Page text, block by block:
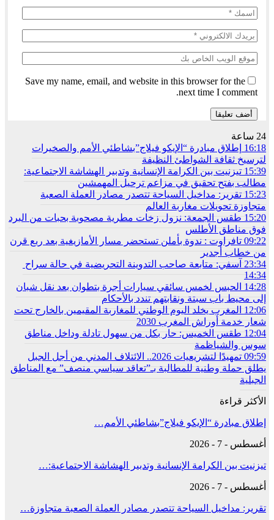
Save my name, email, and website in this browser for the
next time I comment.
24 ساعة
16:18 إطلاق مبادرة “الإيكو فيلاج”بشاطئي الأمم والصخيرات
لترسيخ ثقافة الشواطئ النظيفة
15:39 تيزنيت بين الكرامة الإنسانية وتدبير الهشاشة الاجتماعية:
مطالب بفتح تحقيق في مزاعم ترحيل المهمشين
15:23 تقرير: مداخيل السياحة تتصدر مصادر العملة الصعبة
متجاوزة تحويلات مغاربة العالم
15:20 طقس الجمعة: نزول زخات مطرية مصحوبة بحبات من البرد
فوق مناطق الأطلس
09:22 تافراوت : ندوة بأملن تستحضر مسار الأمازيغية بعد ربع قرن
من خطاب أجدير
23:34 آسفي: متابعة صاحب التدوينة التحريضية في حالة سراح
14:34
14:28 الحبس لخمس سائقي سيارات أجرة بتطوان بعد نقل شبان
إلى محيط باب سبتة ونقابتهم تندد بالأحكام
12:06 المغرب يخلد اليوم الوطني للمغاربة المقيمين بالخارج تحت
شعار خدمة أوراش المغرب 2030
12:04 طقس الخميس: ﺣﺎﺭ بكل من سهول تادلة وداخل مناطق
سوس والشياظمة
09:59
تمهيدًا لتشريعيات 2026.. الائتلاف المدني من أجل الجبل
يطلق حملة وطنية للمطالبة بـ”تعاقد سياسي منصف” مع المناطق
الجبلية
الأكثر قراءة
إطلاق مبادرة “الإيكو فيلاج”بشاطئي الأمم…
أغسطس - 7 - 2026
تيزنيت بين الكرامة الإنسانية وتدبير الهشاشة الاجتماعية:…
أغسطس - 7 - 2026
تقرير: مداخيل السياحة تتصدر مصادر العملة الصعبة متجاوزة…